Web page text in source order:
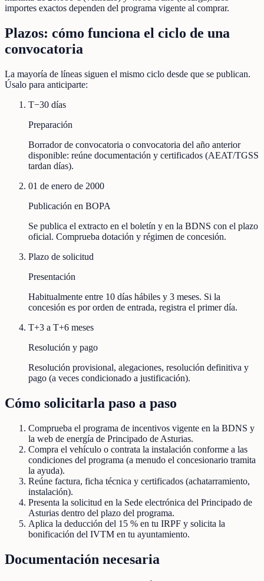
importes exactos dependen del programa vigente al comprar.
Plazos: cómo funciona el ciclo de una
convocatoria
La mayoría de líneas siguen el mismo ciclo desde que se publican.
Úsalo para anticiparte:
T−30 días
Preparación
Borrador de convocatoria o convocatoria del año anterior
disponible: reúne documentación y certificados (AEAT/TGSS
tardan días).
01 de enero de 2000
Publicación en BOPA
Se publica el extracto en el boletín y en la BDNS con el plazo
oficial. Comprueba dotación y régimen de concesión.
Plazo de solicitud
Presentación
Habitualmente entre 10 días hábiles y 3 meses. Si la
concesión es por orden de entrada, registra el primer día.
T+3 a T+6 meses
Resolución y pago
Resolución provisional, alegaciones, resolución definitiva y
pago (a veces condicionado a justificación).
Cómo solicitarla paso a paso
Comprueba el programa de incentivos vigente en la BDNS y
la web de energía de Principado de Asturias.
Compra el vehículo o contrata la instalación conforme a las
condiciones del programa (a menudo el concesionario tramita
la ayuda).
Reúne factura, ficha técnica y certificados (achatarramiento,
instalación).
Presenta la solicitud en la Sede electrónica del Principado de
Asturias dentro del plazo del programa.
Aplica la deducción del 15 % en tu IRPF y solicita la
bonificación del IVTM en tu ayuntamiento.
Documentación necesaria